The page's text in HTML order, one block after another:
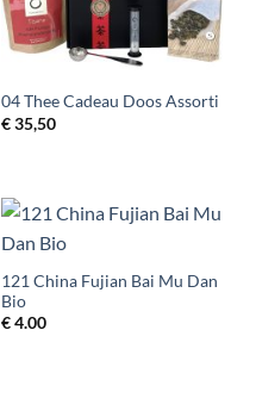
04 Thee Cadeau Doos Assorti
€35,50
121 China Fujian Bai Mu Dan
Bio
€4.00